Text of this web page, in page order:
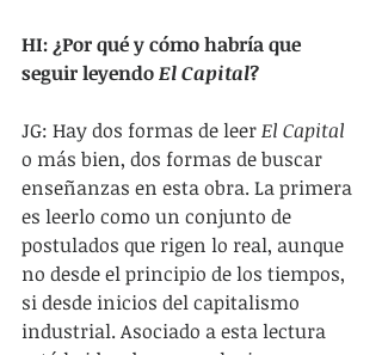
HI: ¿Por qué y cómo habría que
seguir leyendo El Capital?
JG: Hay dos formas de leer El Capital
o más bien, dos formas de buscar
enseñanzas en esta obra. La primera
es leerlo como un conjunto de
postulados que rigen lo real, aunque
no desde el principio de los tiempos,
si desde inicios del capitalismo
industrial. Asociado a esta lectura